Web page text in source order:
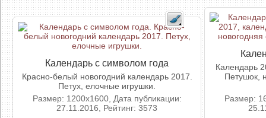
Календарь с символом года
Красно-белый новогодний календарь 2017.
Петух, елочные игрушки.
Размер: 1200x1600, Дата публикации:
27.11.2016, Рейтинг: 3573
Календарь
Петушок,
Размер: